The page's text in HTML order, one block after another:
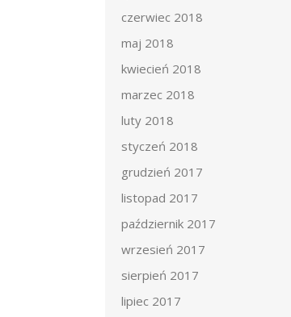
czerwiec 2018
maj 2018
kwiecień 2018
marzec 2018
luty 2018
styczeń 2018
grudzień 2017
listopad 2017
październik 2017
wrzesień 2017
sierpień 2017
lipiec 2017